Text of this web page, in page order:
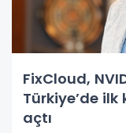
FixCloud,
Türkiye’de ilk
açtı